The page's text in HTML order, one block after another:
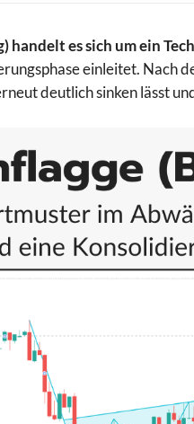
handelt es sich um ein
einleitet.
deutlich sinken lässt